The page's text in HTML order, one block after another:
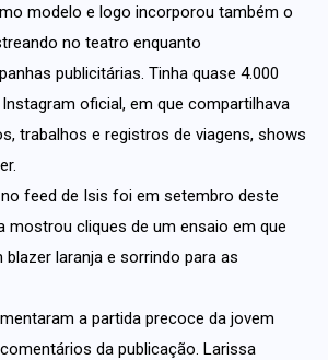
modelo e logo incorporou também o
no teatro enquanto
publicitárias. Tinha quase 4.000
oficial, em que compartilhava
trabalhos e registros de viagens, shows
feed de Isis foi em setembro deste
mostrou cliques de um ensaio em que
blazer laranja e sorrindo para as
a partida precoce da jovem
da publicação. Larissa